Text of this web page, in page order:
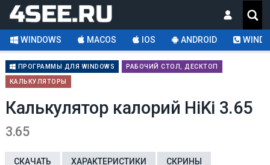
WINDOWS MACOS IOS ANDROID
ПРОГРАММЫ ДЛЯ WINDOWS
РАБОЧИЙ СТОЛ, ДЕСКТОП
КАЛЬКУЛЯТОРЫ
Калькулятор калорий HiKi 3.65
3.65
СКАЧАТЬ ХАРАКТЕРИСТИКИ СКРИНЫ